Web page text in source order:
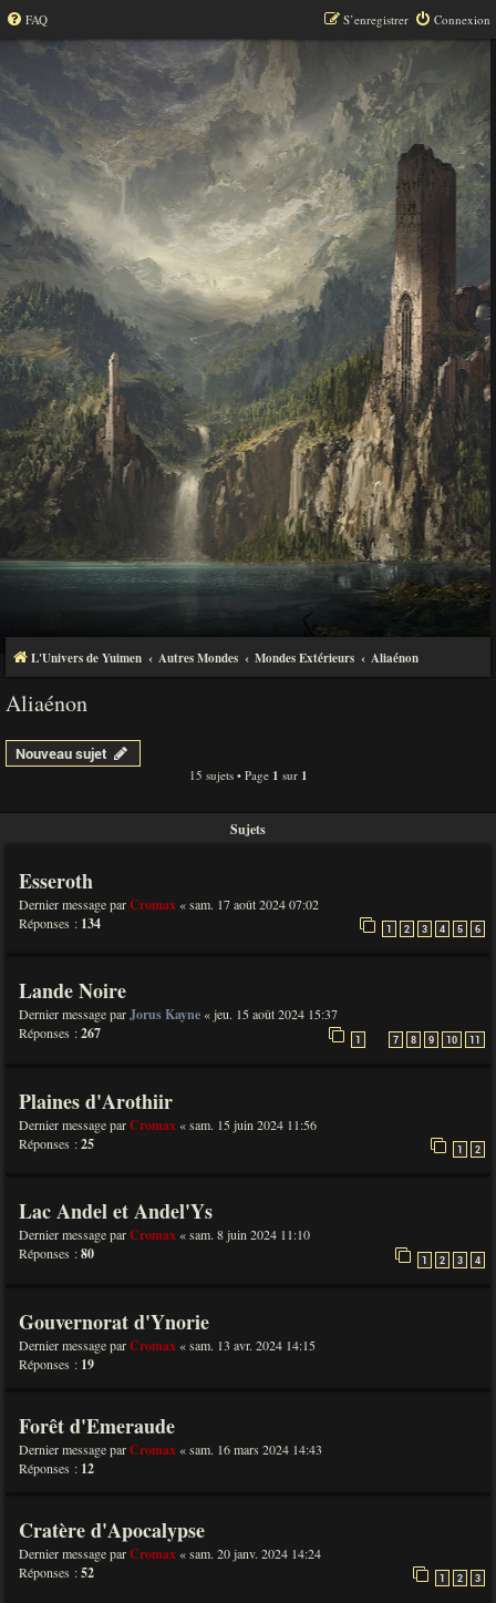
FAQ Connexion
S’enregistrer
L'Univers de Yuimen Autres Mondes Mondes Extérieurs Aliaénon
Aliaénon
Nouveau sujet
15 sujets • Page 1 sur 1
Sujets
Esseroth
Dernier message parCromax «sam. 17 août 2024 07:02
Réponses : 134 1 2 3 4 5 6
Lande Noire
Dernier message parJorus Kayne «jeu. 15 août 2024 15:37
Réponses :267 1 7 8 9 10 11
Plaines d'Arothiir
Dernier message parCromax «sam. 15 juin 2024 11:56
Réponses :25 1 2
Lac Andel et Andel'Ys
Dernier message parCromax «sam. 8 juin 2024 11:10
Réponses :80 1 2 3 4
Gouvernorat d'Ynorie
Dernier message parCromax «sam. 13 avr. 2024 14:15
Réponses : 19
Forêt d'Emeraude
Dernier message parCromax «sam. 16 mars 2024 14:43
Réponses : 12
Cratère d'Apocalypse
Dernier message parCromax «sam. 20 janv. 2024 14:24
Réponses :52 1 2 3